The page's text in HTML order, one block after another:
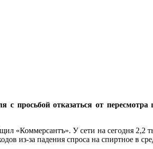
с просьбой отказаться от
«Коммерсантъ». У сети на сегодня 2,2
из-за падения спроса на спиртное в